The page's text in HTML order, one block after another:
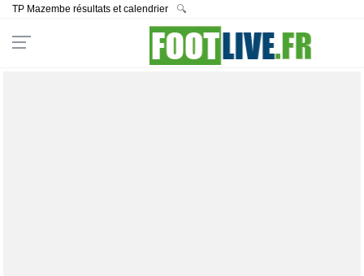
TP Mazembe résultats et calendrier 🔍